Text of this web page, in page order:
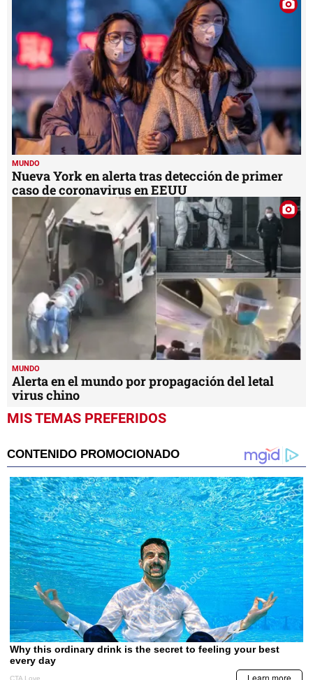
MUNDO
Nueva York en alerta tras detección de primer
caso de coronavirus en EEUU
MUNDO
Alerta en el mundo por propagación del letal
virus chino
MIS TEMAS PREFERIDOS